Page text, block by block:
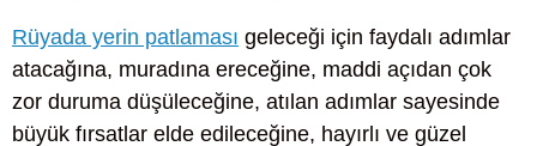
Rüyada yerin patlaması geleceği için faydalı adımlar
atacağına, muradına ereceğine, maddi açıdan çok
zor duruma düşüleceğine, atılan adımlar sayesinde
büyük fırsatlar elde edileceğine, hayırlı ve güzel